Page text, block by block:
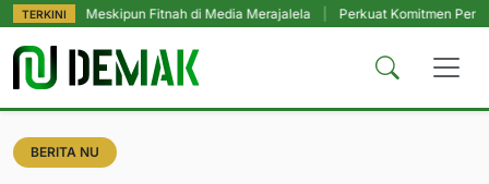
TERKINI
Meskipun Fitnah di Media Merajalela | Perkuat Komitmen Perlindungan
BERITA NU